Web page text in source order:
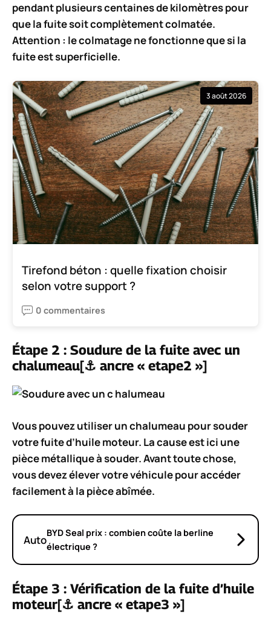
pendant plusieurs centaines de kilomètres pour
que la fuite soit complètement colmatée.
Attention : le colmatage ne fonctionne que si la
fuite est superficielle.
3 août 2026
Tirefond béton : quelle fixation choisir
selon votre support ?
0 commentaires
Étape 2 : Soudure de la fuite avec un
chalumeau[⚓ ancre « etape2 »]
Vous pouvez utiliser un chalumeau pour souder
votre fuite d’huile moteur. La cause est ici une
pièce métallique à souder. Avant toute chose,
vous devez élever votre véhicule pour accéder
facilement à la pièce abîmée.
AutoBYD Seal prix : combien coûte la berline
électrique ?
Étape 3 : Vérification de la fuite d’huile
moteur[⚓ ancre « etape3 »]